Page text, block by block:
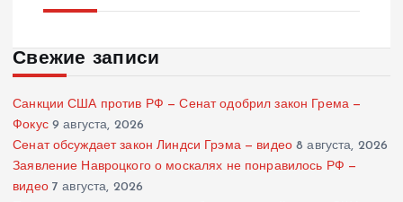
Свежие записи
Санкции США против РФ — Сенат одобрил закон Грема —
Фокус 9 августа, 2026
Сенат обсуждает закон Линдси Грэма — видео 8 августа, 2026
Заявление Навроцкого о москалях не понравилось РФ —
видео 7 августа, 2026